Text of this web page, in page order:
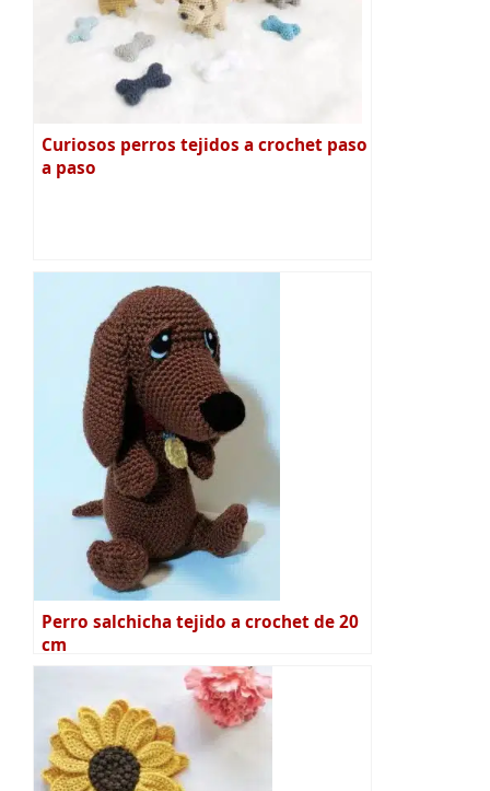
Curiosos perros tejidos a crochet paso
a paso
Perro salchicha tejido a crochet de 20
cm